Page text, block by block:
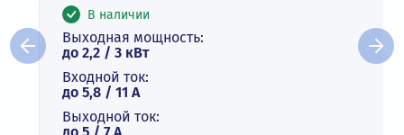
В наличии
Выходная мощность:
до 2,2 / 3 кВт
Входной ток:
до 5,8 / 11 А
Выходной ток: